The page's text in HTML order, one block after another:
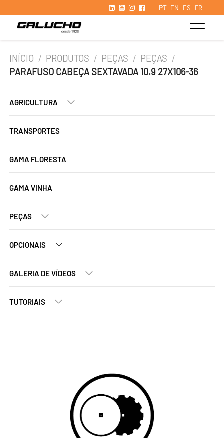
PT EN ES FR
INÍCIO / PRODUTOS / PEÇAS / PEÇAS /
PARAFUSO CABEÇA SEXTAVADA 10.9 27X106-36
AGRICULTURA
TRANSPORTES
GAMA FLORESTA
GAMA VINHA
PEÇAS
OPCIONAIS
GALERIA DE VÍDEOS
TUTORIAIS